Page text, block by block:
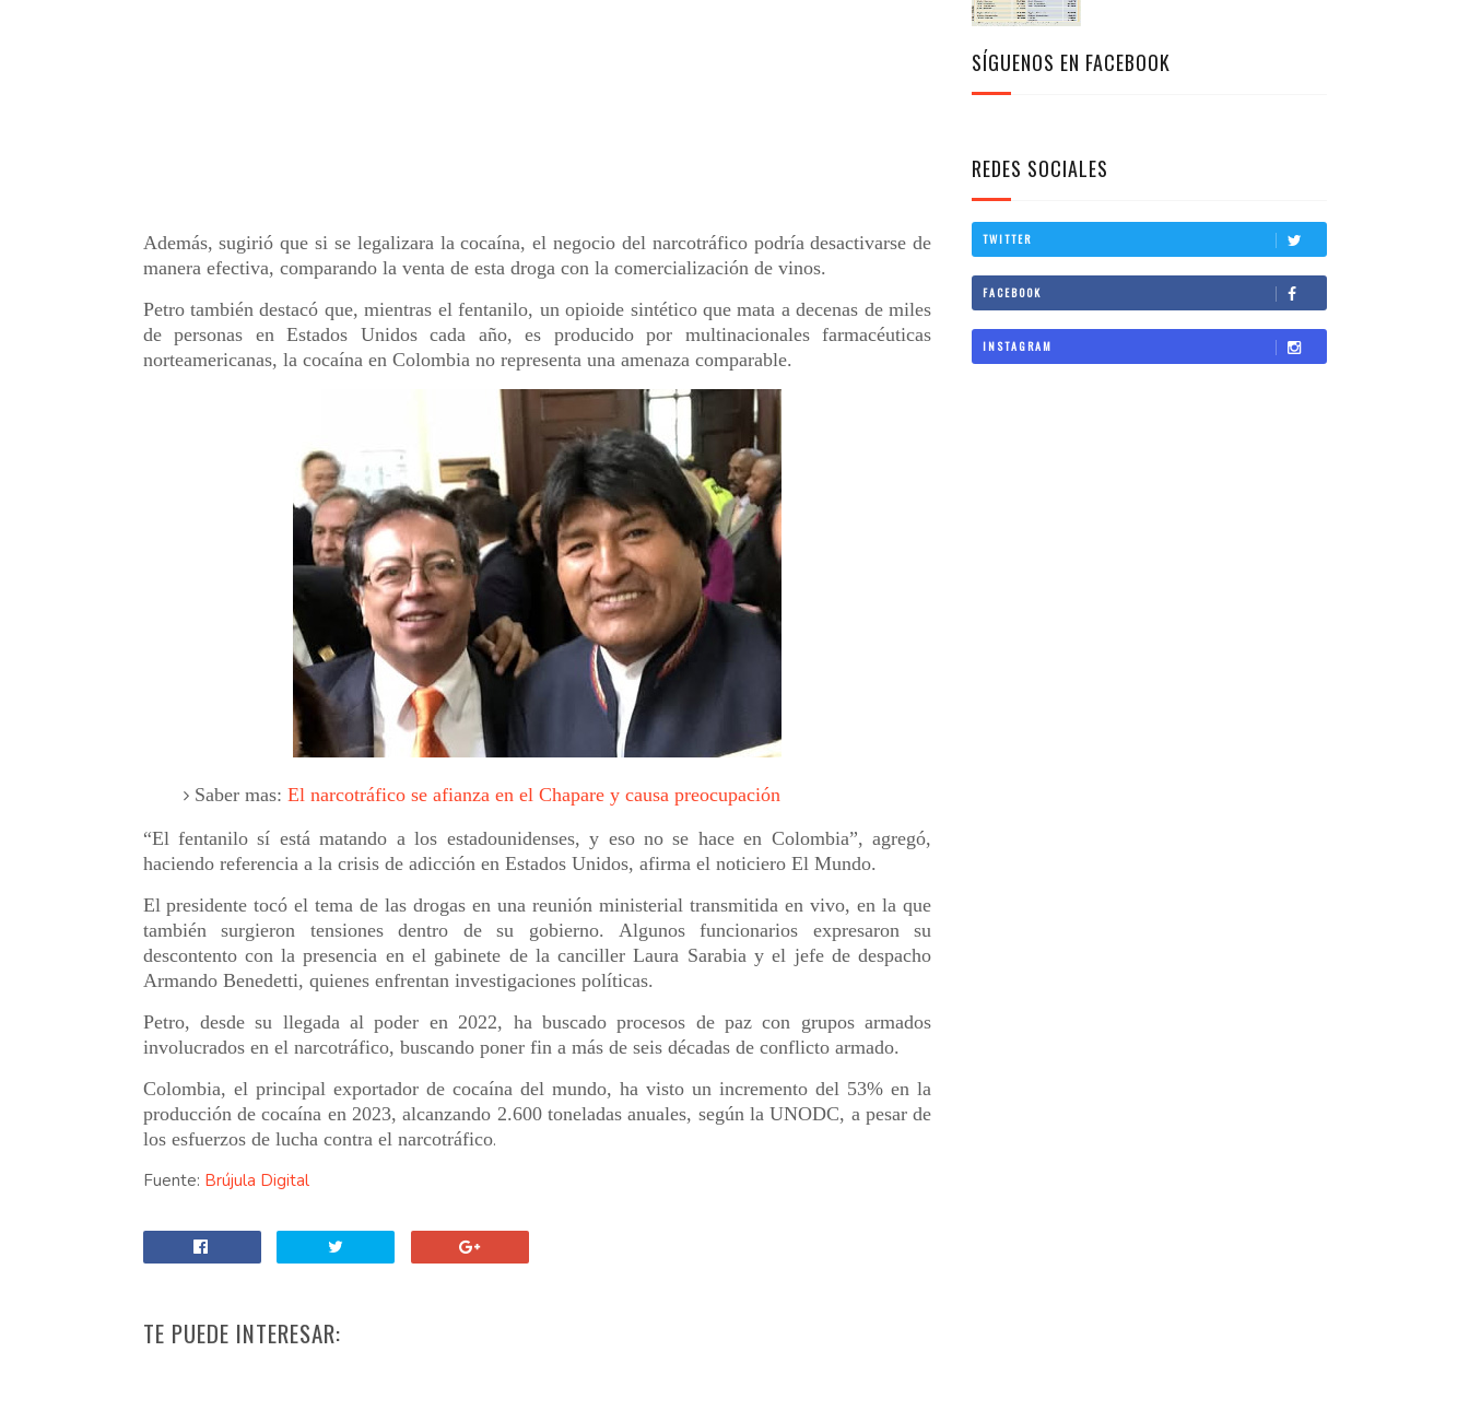
Además, sugirió que si se legalizara la cocaína, el negocio del narcotráfico podría desactivarse de
manera efectiva, comparando la venta de esta droga con la comercialización de vinos.
Petro también destacó que, mientras el fentanilo, un opioide sintético que mata a decenas de miles
de personas en Estados Unidos cada año, es producido por multinacionales farmacéuticas
norteamericanas, la cocaína en Colombia no representa una amenaza comparable.
Saber mas: El narcotráfico se afianza en el Chapare y causa preocupación
“El fentanilo sí está matando a los estadounidenses, y eso no se hace en Colombia”, agregó,
haciendo referencia a la crisis de adicción en Estados Unidos, afirma el noticiero El Mundo.
El presidente tocó el tema de las drogas en una reunión ministerial transmitida en vivo, en la que
también surgieron tensiones dentro de su gobierno. Algunos funcionarios expresaron su
descontento con la presencia en el gabinete de la canciller Laura Sarabia y el jefe de despacho
Armando Benedetti, quienes enfrentan investigaciones políticas.
Petro, desde su llegada al poder en 2022, ha buscado procesos de paz con grupos armados
involucrados en el narcotráfico, buscando poner fin a más de seis décadas de conflicto armado.
Colombia, el principal exportador de cocaína del mundo, ha visto un incremento del 53% en la
producción de cocaína en 2023, alcanzando 2.600 toneladas anuales, según la UNODC, a pesar de
los esfuerzos de lucha contra el narcotráfico.
Fuente: Brújula Digital
TE PUEDE INTERESAR:
SÍGUENOS EN FACEBOOK
REDES SOCIALES
TWITTER
FACEBOOK
INSTAGRAM